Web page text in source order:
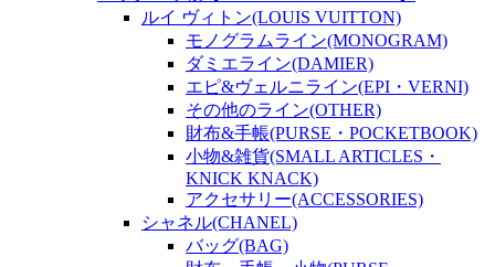
ルイ ヴィトン(LOUIS VUITTON)
モノグラムライン(MONOGRAM)
ダミエライン(DAMIER)
エピ&ヴェルニライン(EPI・VERNI)
その他のライン(OTHER)
財布&手帳(PURSE・POCKETBOOK)
小物&雑貨(SMALL ARTICLES・
KNICK KNACK)
アクセサリー(ACCESSORIES)
シャネル(CHANEL)
バッグ(BAG)